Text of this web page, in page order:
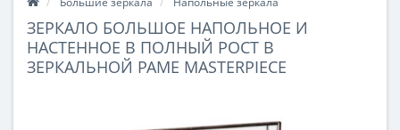
ЗЕРКАЛО БОЛЬШОЕ НАПОЛЬНОЕ И
НАСТЕННОЕ В ПОЛНЫЙ РОСТ В
ЗЕРКАЛЬНОЙ РАМЕ MASTERPIECE